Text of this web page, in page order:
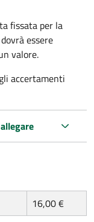
fissata per la
essere
valore.
accertamenti
16,00 €